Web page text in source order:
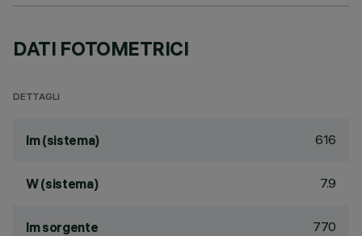
DATI FOTOMETRICI
DETTAGLI
lm (sistema) 616
W (sistema) 7.9
lm sorgente 770